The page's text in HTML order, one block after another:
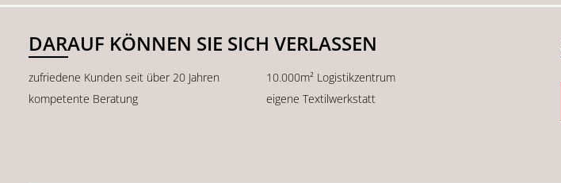
DARAUF KÖNNEN SIE SICH VERLASSEN
zufriedene Kunden seit über 20 Jahren
10.000m² Logistikzentrum
kompetente Beratung
eigene Textilwerkstatt